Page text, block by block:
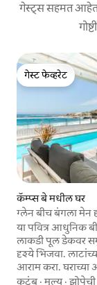
गेस्ट्स सहमत
गेस्ट फेव्हरेट
गेस्ट फेव्हरेट
कॅम्प्स बे मधील घर
ग्लेन बीच बंगला मेन
या पवित्र आधुनिक
लाकडी पूल डेकवर
दृश्ये भिजवा.
आराम करा. घराच्या
खुल्या - प्लॅन केलेल्या
कुटुंब·मूल्य·झोपेची